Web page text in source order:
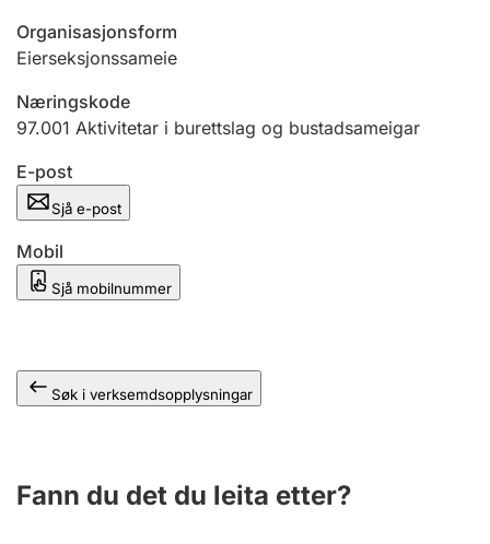
Ektepaktrettleiaren
Andre tema
Organisasjonsform
Eierseksjonssameie
Næringskode
97.001 Aktivitetar i burettslag og bustadsameigar
E-post
Sjå e-post
Mobil
Sjå mobilnummer
Søk i verksemdsopplysningar
Fann du det du leita etter?